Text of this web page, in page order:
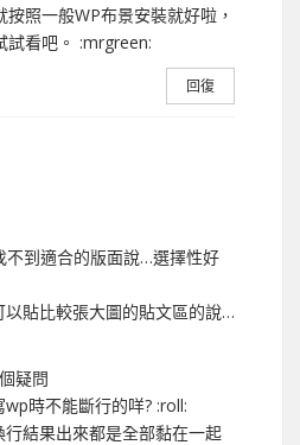
按照一般WP布景安裝就好啦，
試看吧。 :mrgreen:
回復
不到適合的版面說…選擇性好
以貼比較張大圖的貼文區的說…
疑問
時不能斷行的咩? :roll:
行結果出來都是全部黏在一起